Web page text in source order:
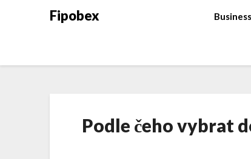
Fipobex Business
Podle čeho vybrat